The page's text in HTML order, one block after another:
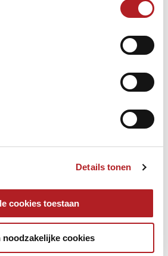
Details tonen
cookies toestaan
noodzakelijke cookies
0-1,12.